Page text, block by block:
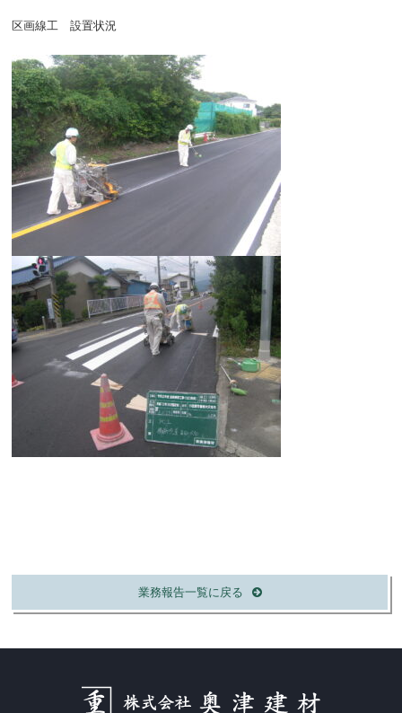
区画線工 設置状況
業務報告一覧に戻る